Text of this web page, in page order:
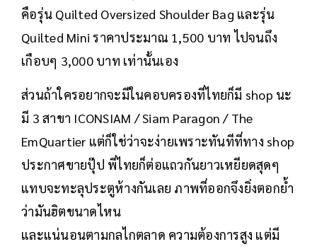
คือรุ่น Quilted Oversized Shoulder Bag และรุ่น
Quilted Mini ราคาประมาณ 1,500 บาท ไปจนถึง
เกือบๆ 3,000 บาท เท่านั้นเอง
ส่วนถ้าใครอยากจะมีในคอบครองที่ไทยก็มี shop นะ
มี 3 สาขา ICONSIAM / Siam Paragon / The
EmQuartier แต่ก็ใช่ว่าจะง่ายเพราะทันทีที่ทาง shop
ประกาศขายปุ๊ป พี่ไทยก็ต่อแถวกันยาวเหยียดสุดๆ
แทบจะทะลุประตูห้างกันเลย ภาพที่ออกจึงยิ่งตอกย้ำ
ว่ามันฮิตขนาดไหน
และแน่นอนตามกลไกตลาด ความต้องการสูง แต่มี